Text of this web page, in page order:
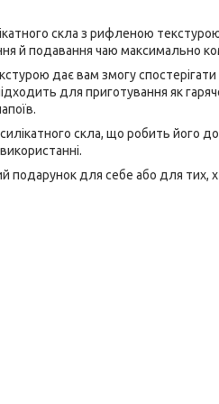
скла з рифленою
й подавання чаю максимально
дає вам змогу
для приготування як
скла, що робить його
подарунок для себе або для тих,